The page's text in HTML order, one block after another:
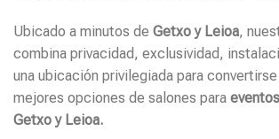
Ubicado a minutos de Getxo y Leioa,
combina privacidad, exclusividad,
una ubicación privilegiada para convertirse
mejores opciones de salones para
Getxo y Leioa.